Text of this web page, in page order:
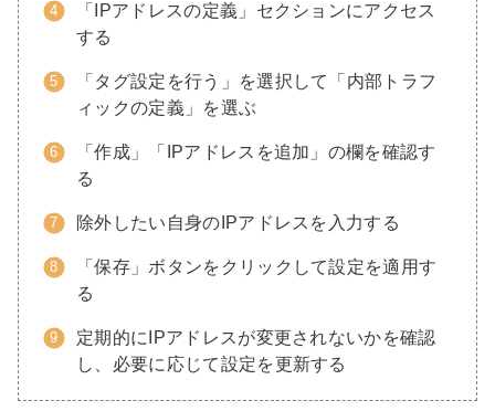
「IPアドレスの定義」セクションにアクセス
する
「タグ設定を行う」を選択して「内部トラフ
ィックの定義」を選ぶ
「作成」「IPアドレスを追加」の欄を確認す
る
除外したい自身のIPアドレスを入力する
「保存」ボタンをクリックして設定を適用す
る
定期的にIPアドレスが変更されないかを確認
し、必要に応じて設定を更新する